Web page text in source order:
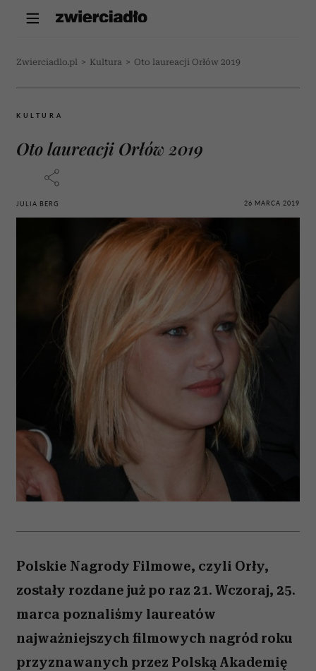
Zwierciadlo.pl > Kultura > Oto laureacji Orłów 2019
KULTURA
Oto laureacji Orłów 2019
JULIA BERG 26 MARCA 2019
Polskie Nagrody Filmowe, czyli Orły,
zostały rozdane już po raz 21. Wczoraj, 25.
marca poznaliśmy laureatów
najważniejszych filmowych nagród roku
przyznawanych przez Polską Akademię